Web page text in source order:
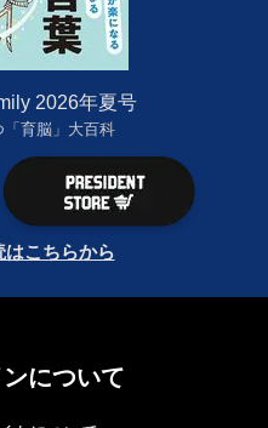
2026年夏号
育脳」大百科
こちらから
について